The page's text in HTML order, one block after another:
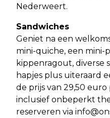
Nederweert.
Sandwiches
Geniet na een
mini-quiche, een mini-
kippenragout, diverse
hapjes plus uiteraard
de prijs van 29,50
inclusief onbeperkt
reserveren via